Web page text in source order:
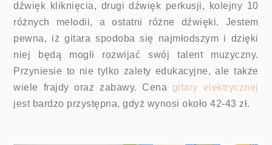
dźwięk kliknięcia, drugi dźwięk perkusji, kolejny 10
różnych melodii, a ostatni różne dźwięki. Jestem
pewna, iż gitara spodoba się najmłodszym i dzięki
niej będą mogli rozwijać swój talent muzyczny.
Przyniesie to nie tylko zalety edukacyjne, ale także
wiele frajdy oraz zabawy. Cena gitary elektrycznej
jest bardzo przystępna, gdyż wynosi około 42-43 zł.